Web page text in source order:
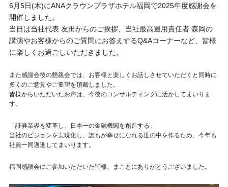
6月5日(木)にANAクラウンプラザホテル福岡で2025年度感謝会を
開催しました。
当日は当社代表 友田からのご挨拶、当社最高運用責任者 森岡の
講演やお客様からのご質問にお答えするQ&Aコーナーなど、皆様
に楽しくお過ごしいただきました。
また感謝会後の懇親会では、お客様と楽しくお話しさせていただくと同時に
多くのご意見やご要望を頂戴しました。
皆様からいただいたお声は、今後のコンサルティングに活かしてまいりま
す。
「証券業界を変革し、日本一の金融機関を創造する」
当社のビジョンを実現化し、誰もが幸せになれる世の中を作るため、今年も
社員一同邁進してまいります。
福岡感謝会にご参加いただいた皆様、まことにありがとうございました。